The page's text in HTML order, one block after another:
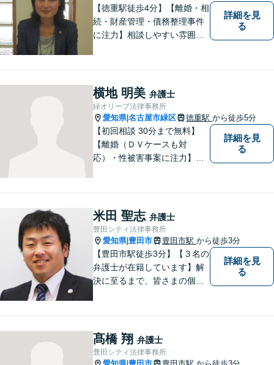
ださい。
【徳重駅徒歩4分】【離婚・相
続・財産管理・債務整理事件
に注力】相談しやすい雰囲気
詳細を見
る
横地 明美 弁護士
緑オリーブ法律事務所
愛知県|名古屋市緑区 徳重駅 から徒歩5分
【初回相談 30分まで無料】
【離婚（ＤＶケースも対
応）・性被害事案に注力】
詳細を見
る
米田 聖志 弁護士
豊田シティ法律事務所
愛知県| 豊田市 豊田市駅 から徒歩3分
【豊田市駅徒歩3分】【３名の
弁護士が在籍しています】解
決に至るまで、皆さまの個別
続問題／刑事事件／企業法務
など幅広く対応。どうぞお気
軽にご相談ください。
詳細を見
る
髙橋 翔 弁護士
豊田シティ法律事務所
愛知県 豊田市 豊田市駅 から徒歩3分